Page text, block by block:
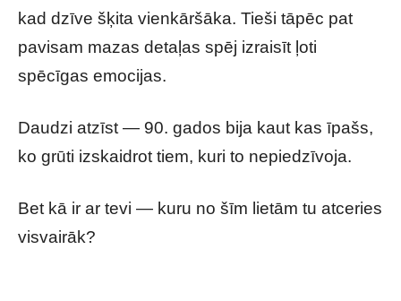
kad dzīve šķita vienkāršāka. Tieši tāpēc pat
pavisam mazas detaļas spēj izraisīt ļoti
spēcīgas emocijas.
Daudzi atzīst — 90. gados bija kaut kas īpašs,
ko grūti izskaidrot tiem, kuri to nepiedzīvoja.
Bet kā ir ar tevi — kuru no šīm lietām tu atceries
visvairāk?